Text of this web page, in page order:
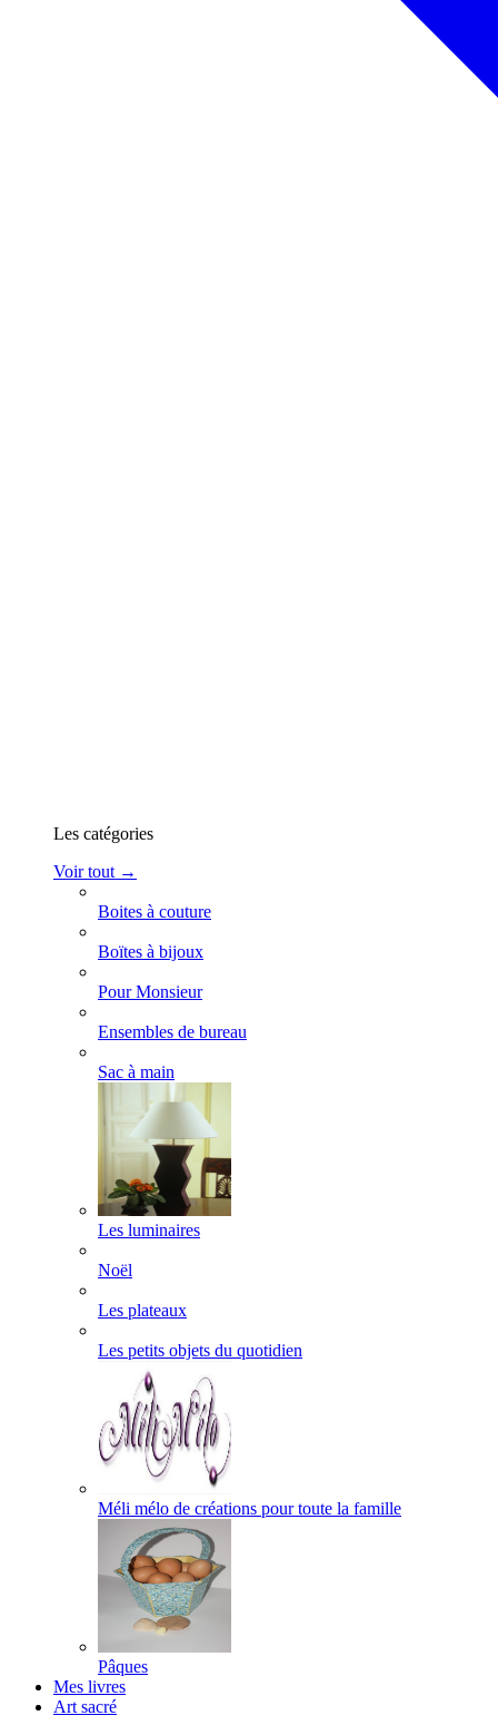
Les catégories
Voir tout →
Boites à couture
Boïtes à bijoux
Pour Monsieur
Ensembles de bureau
Sac à main
Les luminaires
Noël
Les plateaux
Les petits objets du quotidien
Méli mélo de créations pour toute la famille
Pâques
Mes livres
Art sacré